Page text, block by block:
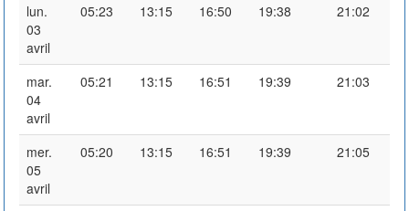
lun.
03
avril
05:23 13:15 16:50 19:38 21:02
mar.
04
avril
05:21 13:15 16:51 19:39 21:03
mer.
05
avril
05:20 13:15 16:51 19:39 21:05